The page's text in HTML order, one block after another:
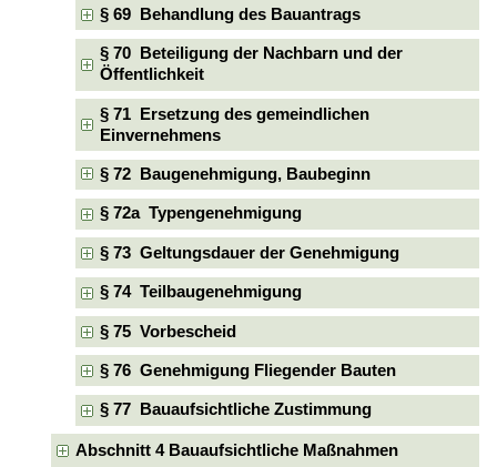
§ 69 Behandlung des Bauantrags
§ 70 Beteiligung der Nachbarn und der
Öffentlichkeit
§ 71 Ersetzung des gemeindlichen
Einvernehmens
§ 72 Baugenehmigung, Baubeginn
§ 72a Typengenehmigung
§ 73 Geltungsdauer der Genehmigung
§ 74 Teilbaugenehmigung
§ 75 Vorbescheid
§ 76 Genehmigung Fliegender Bauten
§ 77 Bauaufsichtliche Zustimmung
Abschnitt 4 Bauaufsichtliche Maßnahmen